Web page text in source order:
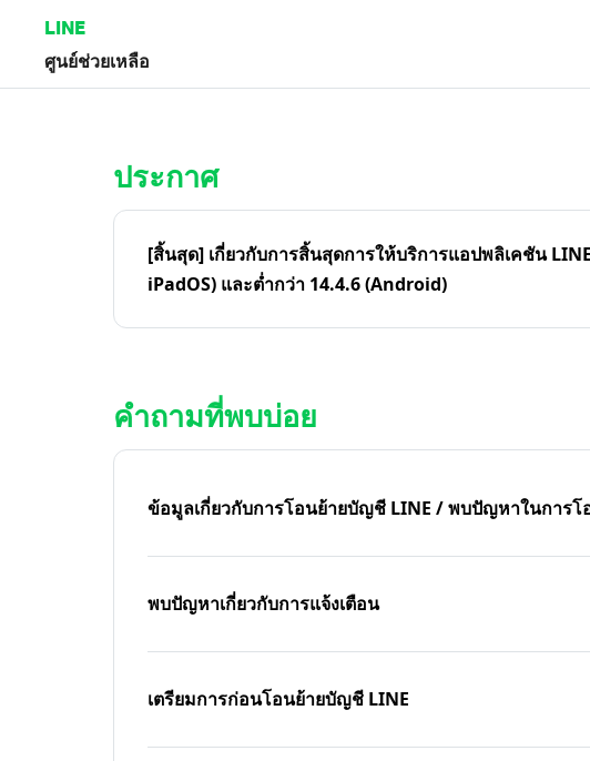
LINE
ศูนย์ช่วยเหลือ
ประกาศ
[สิ้นสุด] เกี่ยวกับการสิ้นสุดการให้บริการแอปพลิเคชัน
iPadOS) และต่ำกว่า 14.4.6 (Android)
คำถามที่พบบ่อย
ข้อมูลเกี่ยวกับการโอนย้ายบัญชี LINE / พบปัญหาในการโ
พบปัญหาเกี่ยวกับการแจ้งเตือน
เตรียมการก่อนโอนย้ายบัญชี LINE